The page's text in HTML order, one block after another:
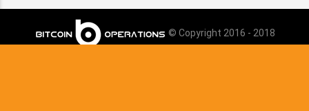
© Copyright 2016 - 2018